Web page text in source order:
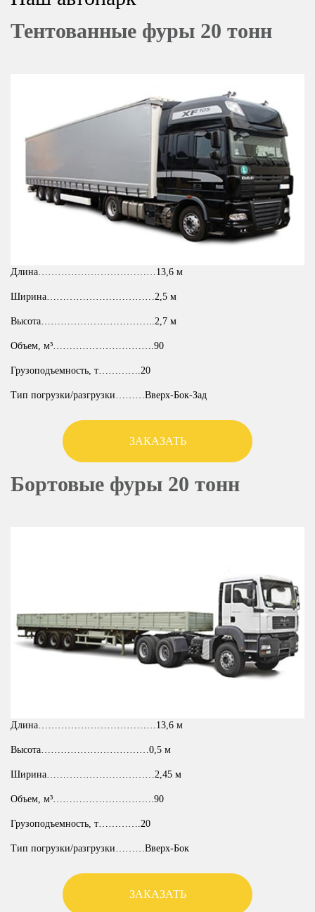
Тентованные фуры 20 тонн
Длина………………………………13,6 м
Ширина……………………………2,5 м
Высота……………………………..2,7 м
Объем, м³………………………….90
Грузоподъемность, т………….20
Тип погрузки/разгрузки………Вверх-Бок-Зад
ЗАКАЗАТЬ
Бортовые фуры 20 тонн
Длина………………………………13,6 м
Высота……………………………0,5 м
Ширина……………………………2,45 м
Объем, м³………………………….90
Грузоподъемность, т………….20
Тип погрузки/разгрузки………Вверх-Бок
ЗАКАЗАТЬ